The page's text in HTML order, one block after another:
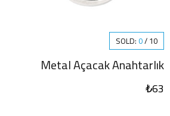
SOLD: 0/10
Metal Açacak Anahtarlık
₺63